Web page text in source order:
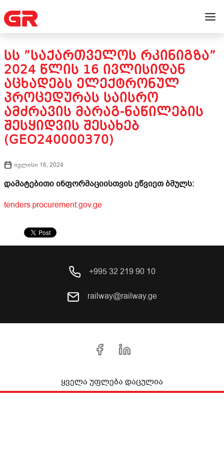
ᲡᲡ ”ᲡᲐᲥᲐᲠᲗᲕᲔᲚᲝᲡ ᲠᲙᲘᲜᲘᲒᲖᲐ”
2024 ᲬᲚᲘᲡ 16 ᲘᲕᲚᲘᲡᲘᲓᲐᲜ
ᲐᲪᲮᲐᲓᲔᲑᲡ ᲔᲚᲔᲥᲢᲠᲝᲜᲣᲚ
ᲞᲠᲝᲪᲔᲓᲣᲠᲐᲡ ᲡᲐᲘᲡᲠᲝ
ᲐᲛᲫᲠᲐᲕᲘᲡ ᲛᲐᲠᲐᲒ-ᲜᲐᲬᲘᲚᲔᲑᲘᲡ
ᲨᲔᲡᲧᲘᲓᲕᲘᲡ ᲨᲔᲡᲐᲮᲔᲑ
(GEO240000370)
ივლისი 16, 2024
დამატებითი ინფორმაციისთვის ეწვიეთ ბმულს:
tenders.procurement.gov.ge
+995 32 219 90 10
railway@railway.ge
ყველა უფლება დაცულია